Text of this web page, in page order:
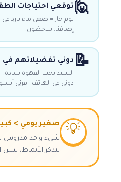
🙋توقعي احتياجات
يوم حار = ضعي ماء بارد
إضافيًا. يلاحظون.
📝 دوني تفضيلاتهم في
السيد يحب القهوة سادة.
دوني في الهاتف. اقرئي
💡
صغير يومي >
شيء واحد مدروس
يتذكر الأنماط، ليس